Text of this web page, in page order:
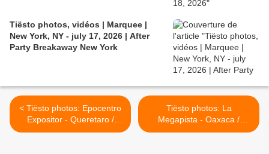
Tiësto photos, vidéos | Marquee |
New York, NY - july 17, 2026 | After
Party Breakaway New York
< Tiësto photos: Epocentro
Expositor - Queretaro /
Mexico 08 nov 2011
Tiësto photos: La
Megapista - Oaxaca /
Mexico 10 nov 2011 >